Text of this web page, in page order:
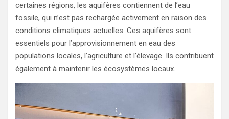
certaines régions, les aquifères contiennent de l’eau
fossile, qui n’est pas rechargée activement en raison des
conditions climatiques actuelles. Ces aquifères sont
essentiels pour l’approvisionnement en eau des
populations locales, l’agriculture et l’élevage. Ils contribuent
également à maintenir les écosystèmes locaux.